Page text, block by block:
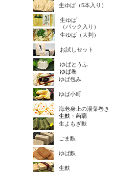
生ゆば（5本入り）
生ゆば
（パック入り）
生ゆば（大判）
お試しセット
ゆばとうふ
ゆば巻
ゆば包み
ゆば小町
海老身上の湯葉巻き
生麩・蒟蒻
生よもぎ麩
ごま麩
ゆば麩
生麩